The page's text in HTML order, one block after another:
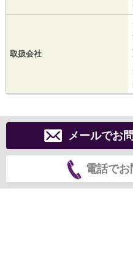
取扱会社
メールでお
電話で